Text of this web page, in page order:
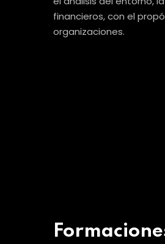
financieros, con el
organizaciones.